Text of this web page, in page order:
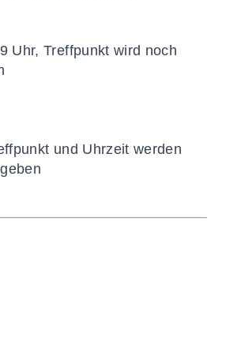
Uhr, Treffpunkt wird noch
und Uhrzeit werden